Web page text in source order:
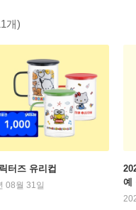
개)
터즈 유리컵
08월 31일
예